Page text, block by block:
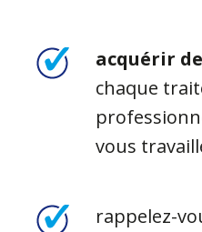
acquérir
chaque
vous
rappelez-